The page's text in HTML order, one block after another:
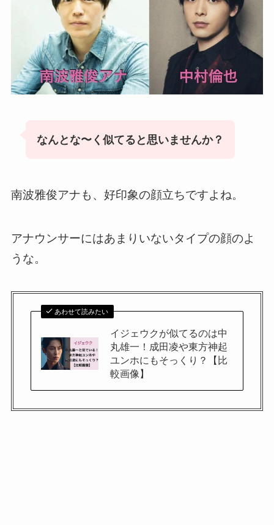
なんとな〜く似てると思いませんか？
南波雅俊アナも、好印象の顔立ちですよね。
アナウンサーにはあまりいないタイプの顔のよ
うな。
あわせて読みたい
イジェウクが似てるのは中
丸雄一！成田凌や東方神起
ユンホにもそっくり？【比
較画像】